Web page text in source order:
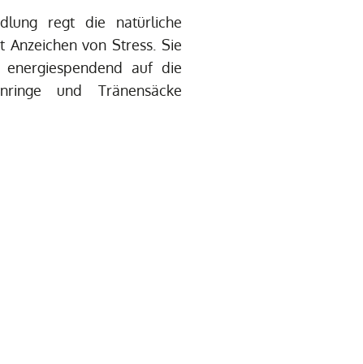
regt die natürliche
von Stress. Sie
auf die
und Tränensäcke